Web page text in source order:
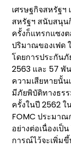
เศรษฐกิจสหรัฐฯ
สหรัฐฯ สนับสนุน
ครั้งก็แทรกแซงต
ปริมาณของเฟด
โดยการประกัน
2563 และ 57 พั
ความเสียหายนั้
มีภัยพิบัติทางธร
ครั้งในปี 2562
FOMC ประมาณ
อย่างต่อเนื่องเป็
การณ์ไว้จะเพิ่มขึ้